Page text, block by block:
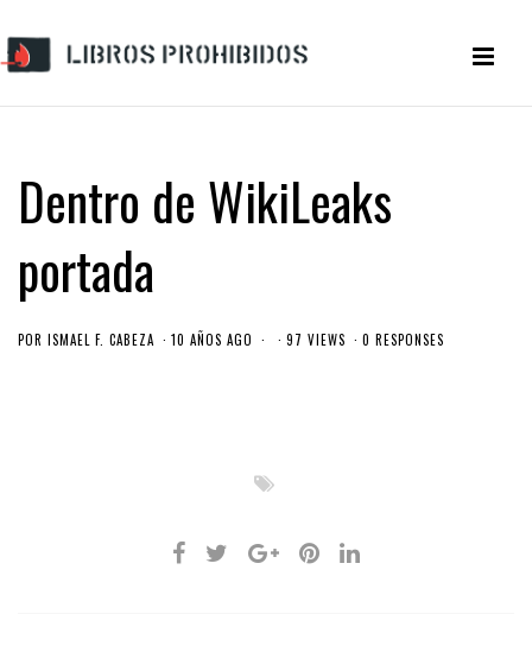
Dentro de WikiLeaks
portada
POR ISMAEL F. CABEZA 10 AÑOS AGO 97 VIEWS 0 RESPONSES